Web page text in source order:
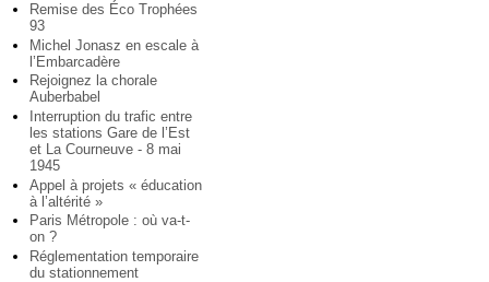
Remise des Éco Trophées
93
Michel Jonasz en escale à
l’Embarcadère
Rejoignez la chorale
Auberbabel
Interruption du trafic entre
les stations Gare de l’Est
et La Courneuve - 8 mai
1945
Appel à projets « éducation
à l’altérité »
Paris Métropole : où va-t-
on ?
Réglementation temporaire
du stationnement